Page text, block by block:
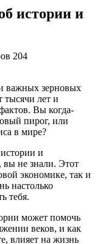
истории и
204
важных зерновых
тысячи лет и
Вы когда-
пирог, или
в мире?
и
вы не знали. Этот
экономике, так и
настолько
тебя.
может помочь
веков, и как
влияет на жизнь